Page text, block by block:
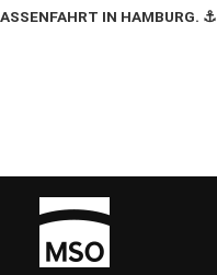
IN HAMBURG. ⚓️